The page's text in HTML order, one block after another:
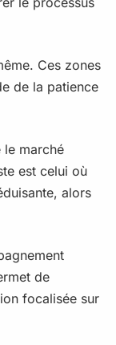
Ces zones
de la patience
le marché
est celui où
alors
de
focalisée sur